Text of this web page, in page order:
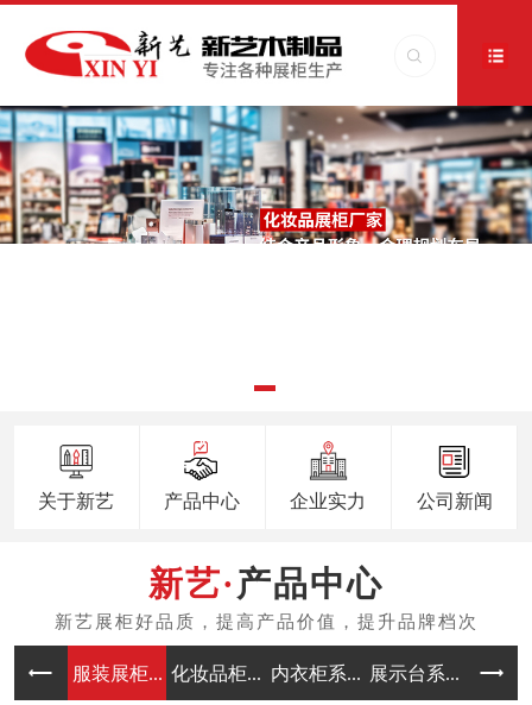
关于新艺 产品中心 企业实力 公司新闻
产品中心
服装展柜... 化妆品柜... 内衣柜系... 展示台系... 中岛